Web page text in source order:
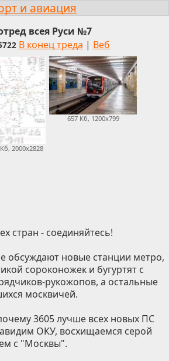
и авиация
всея Руси №7
В конец треда | Веб
2000x2828
657 Кб, 1200x799
стран - соединяйтесь!
обсуждают новые станции метро,
сороконожек и бугуртят с
рукожопов, а остальные
москвичей.
3605 лучше всех новых ПС
ОКУ, восхищаемся серой
с "Москвы".